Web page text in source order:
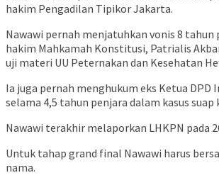
hakim Pengadilan Tipikor Jakarta.
Nawawi pernah menjatuhkan vonis 8 tahun
hakim Mahkamah Konstitusi, Patrialis
uji materi UU Peternakan dan Kesehatan
Ia juga pernah menghukum eks Ketua DPD
selama 4,5 tahun penjara dalam kasus
Nawawi terakhir melaporkan LHKPN pada
Untuk tahap grand final Nawawi harus
nama.